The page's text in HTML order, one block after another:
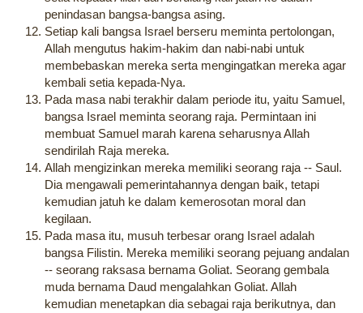
penindasan bangsa-bangsa asing.
Setiap kali bangsa Israel berseru meminta pertolongan,
Allah mengutus hakim-hakim dan nabi-nabi untuk
membebaskan mereka serta mengingatkan mereka agar
kembali setia kepada-Nya.
Pada masa nabi terakhir dalam periode itu, yaitu Samuel,
bangsa Israel meminta seorang raja. Permintaan ini
membuat Samuel marah karena seharusnya Allah
sendirilah Raja mereka.
Allah mengizinkan mereka memiliki seorang raja -- Saul.
Dia mengawali pemerintahannya dengan baik, tetapi
kemudian jatuh ke dalam kemerosotan moral dan
kegilaan.
Pada masa itu, musuh terbesar orang Israel adalah
bangsa Filistin. Mereka memiliki seorang pejuang andalan
-- seorang raksasa bernama Goliat. Seorang gembala
muda bernama Daud mengalahkan Goliat. Allah
kemudian menetapkan dia sebagai raja berikutnya, dan